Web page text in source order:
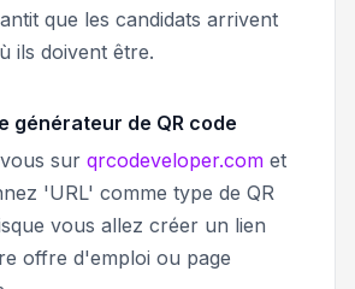
que les candidats arrivent
ils doivent être.
générateur de QR code
sur qrcodeveloper.com et
'URL' comme type de QR
vous allez créer un lien
offre d'emploi ou page